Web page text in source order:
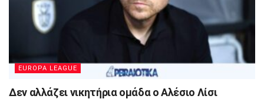
EUROPA LEAGUE
Δεν αλλάζει νικητήρια ομάδα ο Αλέσιο Λίσι